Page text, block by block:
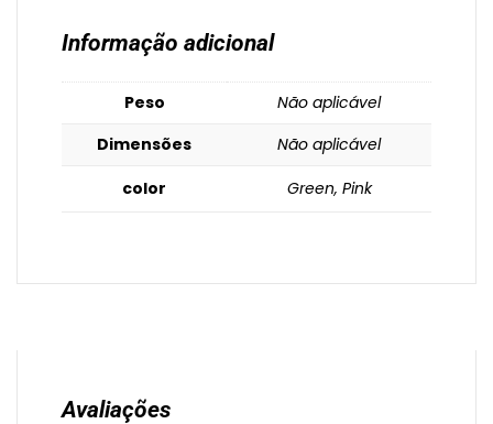
Informação adicional
Peso
Não aplicável
Dimensões
Não aplicável
color
Green, Pink
Avaliações